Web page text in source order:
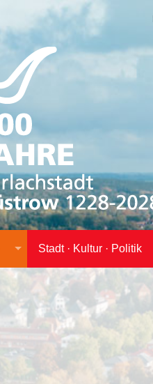
Stadt · Kultur · Politik